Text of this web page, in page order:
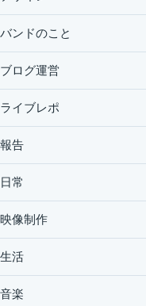
バンドのこと
ブログ運営
ライブレポ
報告
日常
映像制作
生活
音楽